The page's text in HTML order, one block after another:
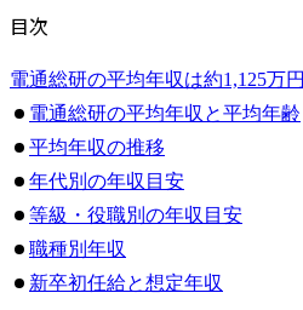
目次
電通総研の平均年収は約1,125万円
電通総研の平均年収と平均年齢
平均年収の推移
年代別の年収目安
等級・役職別の年収目安
職種別年収
新卒初任給と想定年収